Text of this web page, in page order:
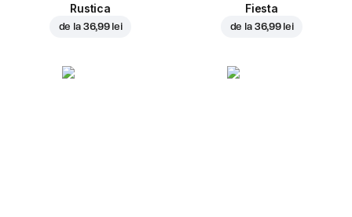
Rustica
de la 36,99 lei
Fiesta
de la 36,99 lei